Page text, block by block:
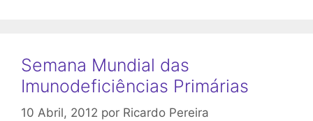
Semana Mundial das
Imunodeficiências Primárias
10 Abril, 2012 por Ricardo Pereira